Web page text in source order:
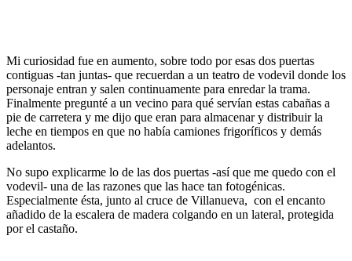
Mi curiosidad fue en aumento, sobre todo por esas dos puertas
contiguas -tan juntas- que recuerdan a un teatro de vodevil donde los
personaje entran y salen continuamente para enredar la trama.
Finalmente pregunté a un vecino para qué servían estas cabañas a
pie de carretera y me dijo que eran para almacenar y distribuir la
leche en tiempos en que no había camiones frigoríficos y demás
adelantos.
No supo explicarme lo de las dos puertas -así que me quedo con el
vodevil- una de las razones que las hace tan fotogénicas.
Especialmente ésta, junto al cruce de Villanueva, con el encanto
añadido de la escalera de madera colgando en un lateral, protegida
por el castaño.